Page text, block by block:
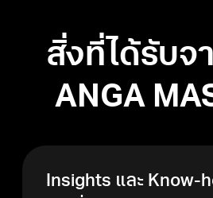
สิ่งที่ได้รับจ
ANGA
Insights และ Know-